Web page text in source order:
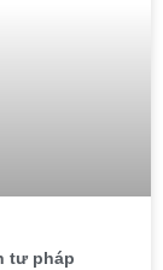
tư pháp